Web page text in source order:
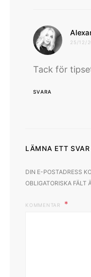
25/12/
Tack för
SVARA
LÄMNA ETT SVAR
DIN E-POSTADRESS
OBLIGATORISKA FÄLT
KOMMENTAR